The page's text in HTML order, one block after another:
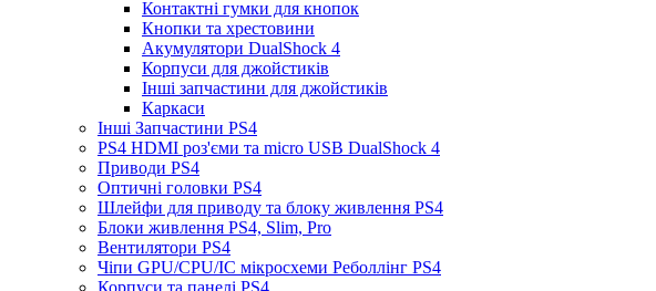
Контактні гумки для кнопок
Кнопки та хрестовини
Акумулятори DualShock 4
Корпуси для джойстиків
Інші запчастини для джойстиків
Каркаси
Інші Запчастини PS4
PS4 HDMI роз'єми та micro USB DualShock 4
Приводи PS4
Оптичні головки PS4
Шлейфи для приводу та блоку живлення PS4
Блоки живлення PS4, Slim, Pro
Вентилятори PS4
Чіпи GPU/CPU/IC мікросхеми Реболлінг PS4
Корпуси та панелі PS4